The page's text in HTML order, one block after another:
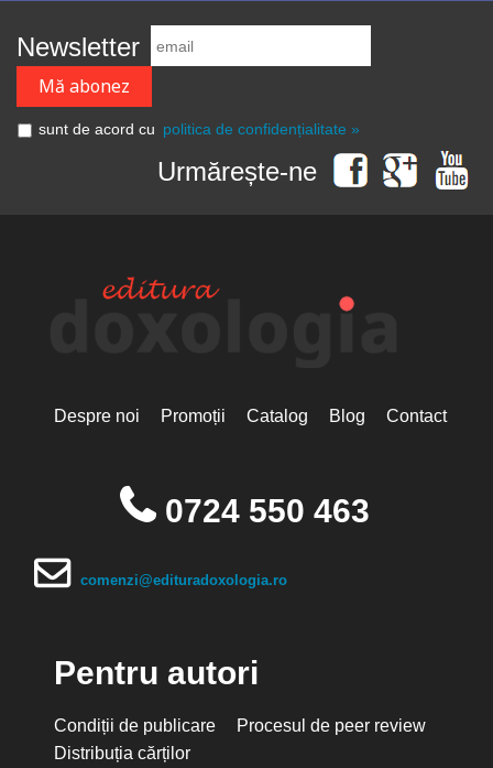
Newsletter
sunt de acord cu politica de confidențialitate »
Urmărește-ne
Despre noi Promoții Catalog Blog Contact
0724 550 463
comenzi@edituradoxologia.ro
Pentru autori
Condiții de publicare
Procesul de peer review
Distribuția cărților